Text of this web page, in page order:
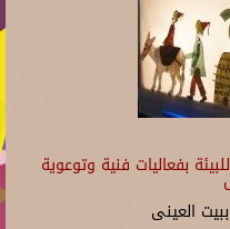
بفعاليات فنية وتوعوية
العينى